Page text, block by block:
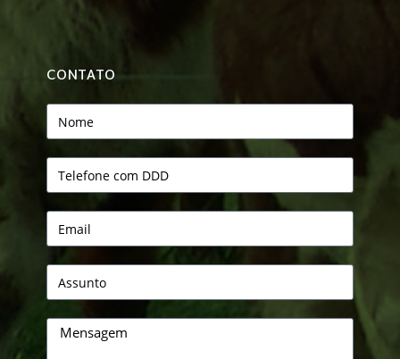
CONTATO